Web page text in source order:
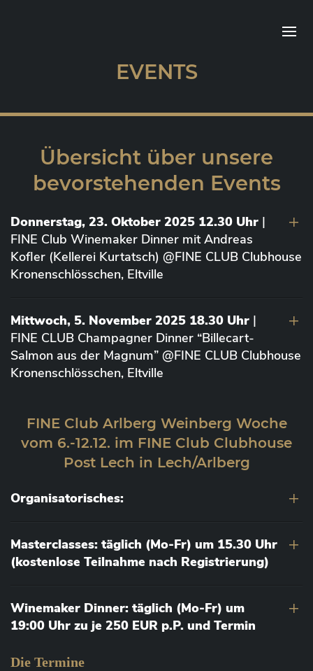
EVENTS
Übersicht über unsere
bevorstehenden Events
Donnerstag, 23. Oktober 2025 12.30 Uhr |
FINE Club Winemaker Dinner mit Andreas
Kofler (Kellerei Kurtatsch) @FINE CLUB Clubhouse
Kronenschlösschen, Eltville
Mittwoch, 5. November 2025 18.30 Uhr |
FINE CLUB Champagner Dinner “Billecart-
Salmon aus der Magnum” @FINE CLUB Clubhouse
Kronenschlösschen, Eltville
FINE Club Arlberg Weinberg Woche
vom 6.-12.12. im FINE Club Clubhouse
Post Lech in Lech/Arlberg
Organisatorisches:
Masterclasses: täglich (Mo-Fr) um 15.30 Uhr
(kostenlose Teilnahme nach Registrierung)
Winemaker Dinner: täglich (Mo-Fr) um
19:00 Uhr zu je 250 EUR p.P. und Termin
Die Termine